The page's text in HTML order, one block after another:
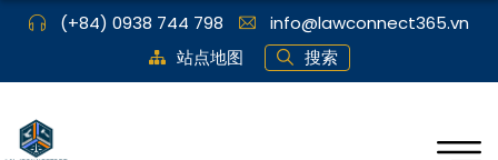
(+84) 0938 744 798
info@lawconnect365.vn
站点地图
搜索